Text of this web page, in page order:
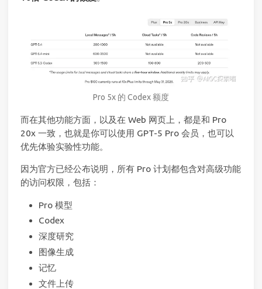
Pro 5x 的 Codex 额度
而在其他功能方面，以及在 Web 网页上，都是和 Pro
20x 一致，也就是你可以使用 GPT-5 Pro 会员，也可以
优先体验实验性功能。
因为官方已经公布说明，所有 Pro 计划都包含对高级功能
的访问权限，包括：
Pro 模型
Codex
深度研究
图像生成
记忆
文件上传